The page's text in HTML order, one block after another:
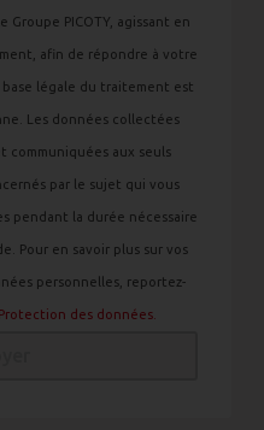
PICOTY, agissant en
afin de répondre à votre
légale du traitement est
Les données collectées
communiquées aux seuls
par le sujet qui vous
pendant la durée nécessaire
Pour en savoir plus sur vos
personnelles, reportez-
des données.